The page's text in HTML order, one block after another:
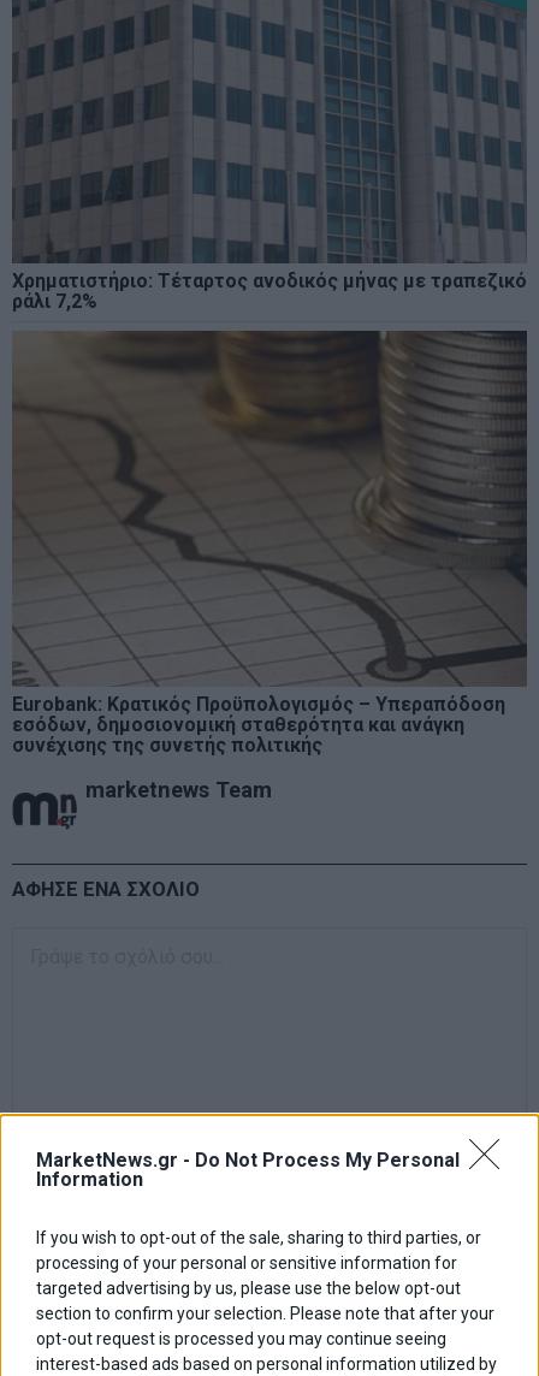
MarketNews.gr - Do Not Process My Personal
Information
If you wish to opt-out of the sale, sharing to third parties, or
processing of your personal or sensitive information for
targeted advertising by us, please use the below opt-out
section to confirm your selection. Please note that after your
opt-out request is processed you may continue seeing
interest-based ads based on personal information utilized by
Χρηματιστήριο: Τέταρτος ανοδικός μήνας με τραπεζικό
ράλι 7,2%
Eurobank: Κρατικός Προϋπολογισμός – Υπεραπόδοση
εσόδων, δημοσιονομική σταθερότητα και ανάγκη
συνέχισης της συνετής πολιτικής
marketnews Team
ΑΦΗΣΕ ΕΝΑ ΣΧΟΛΙΟ